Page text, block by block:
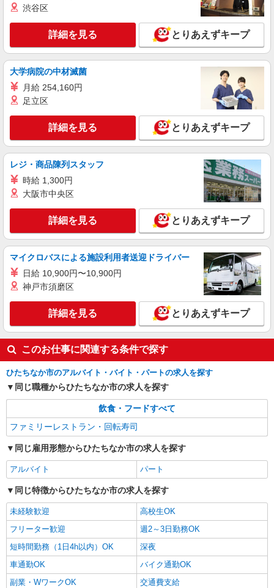
渋谷区
詳細を見る とりあえずキープ
大学病院の中材滅菌
月給 254,160円
足立区
詳細を見る とりあえずキープ
レジ・商品陳列スタッフ
時給 1,300円
大阪市中央区
詳細を見る とりあえずキープ
マイクロバスによる施設利用者送迎ドライバー
日給 10,900円〜10,900円
神戸市須磨区
詳細を見る とりあえずキープ
このお仕事に関連する条件で探す
ひたちなか市のアルバイト・バイト・パートの求人を探す
同じ職種からひたちなか市の求人を探す
飲食・フードすべて
ファミリーレストラン・回転寿司
同じ雇用形態からひたちなか市の求人を探す
アルバイト パート
同じ特徴からひたちなか市の求人を探す
未経験歓迎
高校生OK
フリーター歓迎
週2～3日勤務OK
短時間勤務（1日4h以内）OK
深夜
車通勤OK
バイク通勤OK
副業・WワークOK
交通費支給